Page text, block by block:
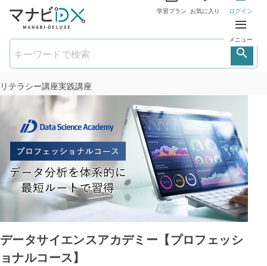
学習プラン お気に入り ログイン
メニュー
リテラシー講座実践講座
データサイエンスアカデミー【プロフェッシ
ョナルコース】